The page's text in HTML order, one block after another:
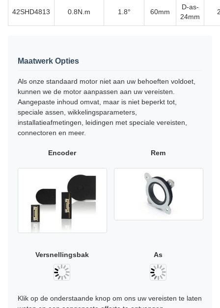
42SHD4813 0.8N.m 1.8° 60mm
D-as-
24mm
Maatwerk Opties
Als onze standaard motor niet aan uw behoeften voldoet,
kunnen we de motor aanpassen aan uw vereisten.
Aangepaste inhoud omvat, maar is niet beperkt tot,
speciale assen, wikkelingsparameters,
installatieafmetingen, leidingen met speciale vereisten,
connectoren en meer.
Encoder Rem
Versnellingsbak As
Klik op de onderstaande knop om ons uw vereisten te laten